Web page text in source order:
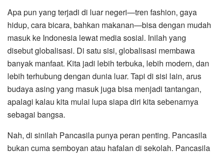
Apa pun yang terjadi di luar negeri—tren fashion, gaya
hidup, cara bicara, bahkan makanan—bisa dengan mudah
masuk ke Indonesia lewat media sosial. Inilah yang
disebut globalisasi. Di satu sisi, globalisasi membawa
banyak manfaat. Kita jadi lebih terbuka, lebih modern, dan
lebih terhubung dengan dunia luar. Tapi di sisi lain, arus
budaya asing yang masuk juga bisa menjadi tantangan,
apalagi kalau kita mulai lupa siapa diri kita sebenarnya
sebagai bangsa.
Nah, di sinilah Pancasila punya peran penting. Pancasila
bukan cuma semboyan atau hafalan di sekolah. Pancasila